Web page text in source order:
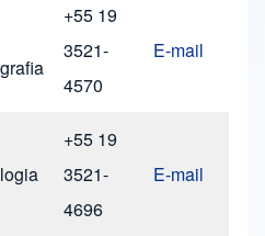
+55 19
3521-
4570
E-mail
+55 19
3521-
4696
E-mail